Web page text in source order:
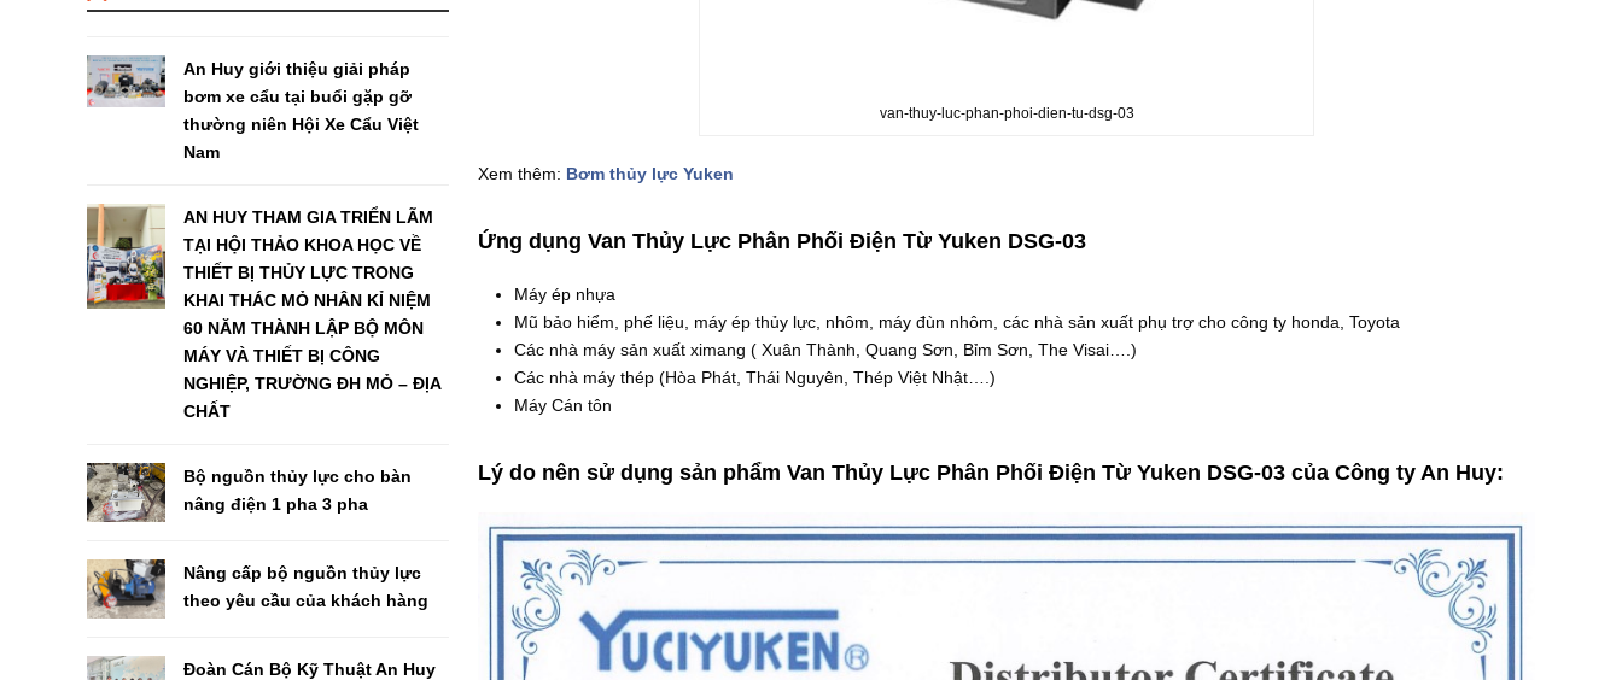
van-thuy-luc-phan-phoi-dien-tu-dsg-03
Xem thêm: Bơm thủy lực Yuken
Ứng dụng Van Thủy Lực Phân Phối Điện Từ Yuken DSG-03
Máy ép nhựa
Mũ bảo hiểm, phế liệu, máy ép thủy lực, nhôm, máy đùn nhôm, các nhà sản xuất phụ trợ cho công ty honda, Toyota
Các nhà máy sản xuất ximang ( Xuân Thành, Quang Sơn, Bỉm Sơn, The Visai….)
Các nhà máy thép (Hòa Phát, Thái Nguyên, Thép Việt Nhật….)
Máy Cán tôn
Lý do nên sử dụng sản phẩm Van Thủy Lực Phân Phối Điện Từ Yuken DSG-03 của Công ty An Huy:
An Huy giới thiệu giải pháp
bơm xe cẩu tại buổi gặp gỡ
thường niên Hội Xe Cẩu Việt
Nam
AN HUY THAM GIA TRIỂN LÃM
TẠI HỘI THẢO KHOA HỌC VỀ
THIẾT BỊ THỦY LỰC TRONG
KHAI THÁC MỎ NHÂN KỈ NIỆM
60 NĂM THÀNH LẬP BỘ MÔN
MÁY VÀ THIẾT BỊ CÔNG
NGHIỆP, TRƯỜNG ĐH MỎ – ĐỊA
CHẤT
Bộ nguồn thủy lực cho bàn
nâng điện 1 pha 3 pha
Nâng cấp bộ nguồn thủy lực
theo yêu cầu của khách hàng
Đoàn Cán Bộ Kỹ Thuật An Huy